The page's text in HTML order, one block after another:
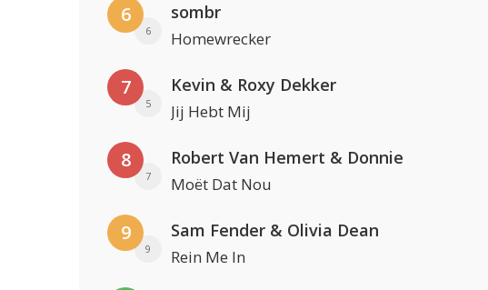
6
6
sombr
Homewrecker
7
5
Kevin & Roxy Dekker
Jij Hebt Mij
8
7
Robert Van Hemert & Donnie
Moët Dat Nou
9
9
Sam Fender & Olivia Dean
Rein Me In